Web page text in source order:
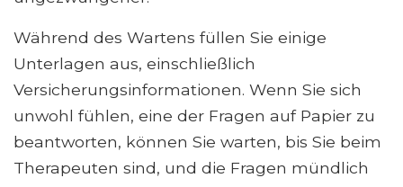
Während des Wartens füllen Sie einige
Unterlagen aus, einschließlich
Versicherungsinformationen. Wenn Sie sich
unwohl fühlen, eine der Fragen auf Papier zu
beantworten, können Sie warten, bis Sie beim
Therapeuten sind, und die Fragen mündlich